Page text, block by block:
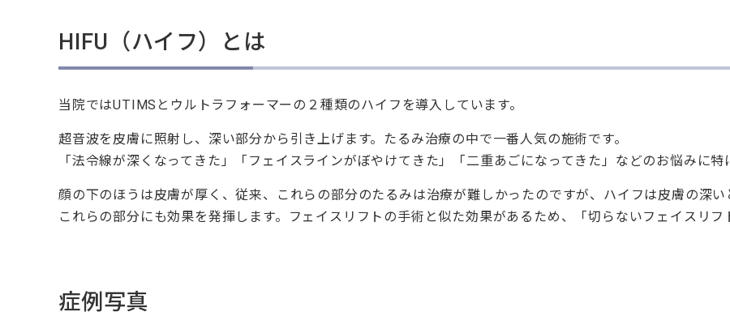
HIFU（ハイフ）とは
当院ではUTIMSとウルトラフォーマーの２種類のハイフを導入しています。
超音波を皮膚に照射し、深い部分から引き上げます。たるみ治療の中で一番人気の施術です。
「法令線が深くなってきた」「フェイスラインがぼやけてきた」「二重あごになってきた」などのお悩みに特
顔の下のほうは皮膚が厚く、従来、これらの部分のたるみは治療が難しかったのですが、ハイフは皮膚の深い
これらの部分にも効果を発揮します。フェイスリフトの手術と似た効果があるため、「切らないフェイスリフ
症例写真